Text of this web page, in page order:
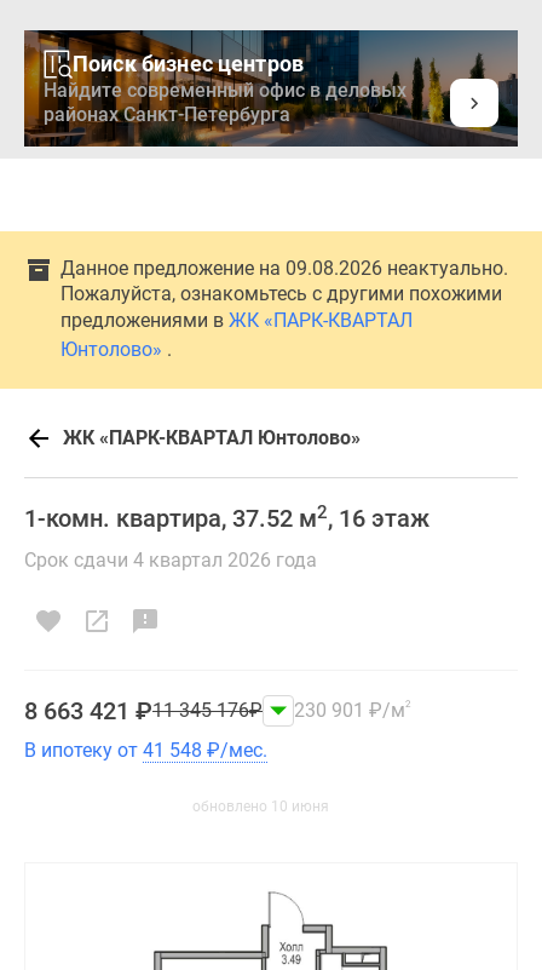
Поиск бизнес центров
Найдите современный офис в деловых
районах Санкт-Петербурга
Данное предложение на 09.08.2026 неактуально.
Пожалуйста, ознакомьтесь с другими похожими
предложениями в ЖК «ПАРК-КВАРТАЛ
Юнтолово» .
ЖК «ПАРК-КВАРТАЛ Юнтолово»
1-комн. квартира, 37.52 м2, 16 этаж
Срок сдачи 4 квартал 2026 года
8 663 421 ₽11 345 176₽ 230 901 ₽/м2
В ипотеку от 41 548 ₽/мес.
обновлено 10 июня